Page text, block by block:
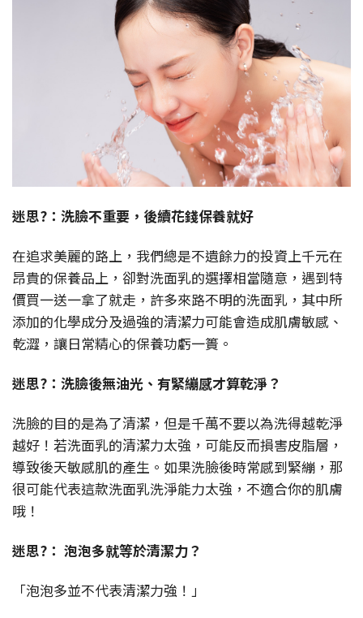
迷思? ：洗臉不重要，後續花錢保養就好
在追求美麗的路上，我們總是不遺餘力的投資上千元在
昂貴的保養品上，卻對洗面乳的選擇相當隨意，遇到特
價買一送一拿了就走，許多來路不明的洗面乳，其中所
添加的化學成分及過強的清潔力可能會造成肌膚敏感、
乾澀，讓日常精心的保養功虧一簣。
迷思? ：洗臉後無油光、有緊繃感才算乾淨？
洗臉的目的是為了清潔，但是千萬不要以為洗得越乾淨
越好！若洗面乳的清潔力太強，可能反而損害皮脂層，
導致後天敏感肌的產生。如果洗臉後時常感到緊繃，那
很可能代表這款洗面乳洗淨能力太強，不適合你的肌膚
哦！
迷思? ： 泡泡多就等於清潔力？
「泡泡多並不代表清潔力強！」